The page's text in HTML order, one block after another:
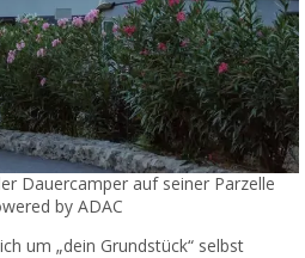
Dauercamper auf seiner Parzelle
by ADAC
um „dein Grundstück“ selbst